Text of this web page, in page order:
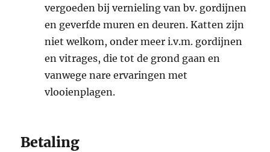
vergoeden bij vernieling van bv. gordijnen
en geverfde muren en deuren. Katten zijn
niet welkom, onder meer i.v.m. gordijnen
en vitrages, die tot de grond gaan en
vanwege nare ervaringen met
vlooienplagen.
Betaling